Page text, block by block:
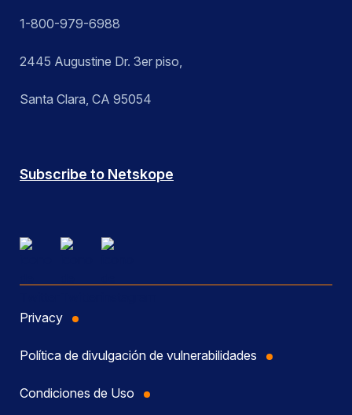
1-800-979-6988
2445 Augustine Dr. 3er piso,
Santa Clara, CA 95054
Subscribe to Netskope
Privacy
Política de divulgación de vulnerabilidades
Condiciones de Uso